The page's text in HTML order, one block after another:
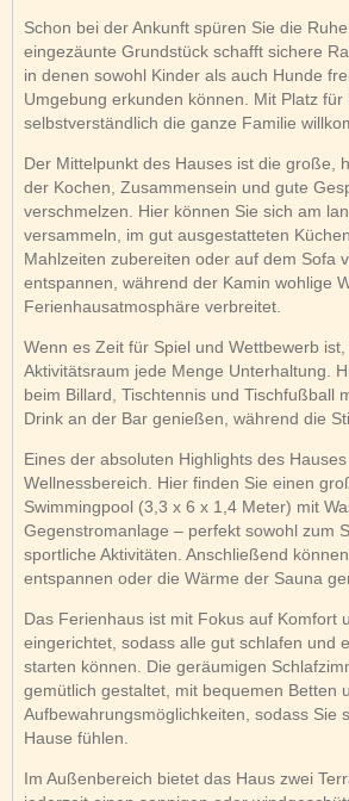
Schon bei der Ankunft spüren Sie die
eingezäunte Grundstück schafft sichere
in denen sowohl Kinder als auch Hunde
Umgebung erkunden können. Mit Platz
selbstverständlich die ganze Familie
Der Mittelpunkt des Hauses ist die große,
der Kochen, Zusammensein und gute
verschmelzen. Hier können Sie sich am
versammeln, im gut ausgestatteten
Mahlzeiten zubereiten oder auf dem Sofa
entspannen, während der Kamin wohlige
Ferienhausatmosphäre verbreitet.
Wenn es Zeit für Spiel und Wettbewerb
Aktivitätsraum jede Menge Unterhaltung.
beim Billard, Tischtennis und Tischfußball
Drink an der Bar genießen, während die
Eines der absoluten Highlights des
Wellnessbereich. Hier finden Sie einen
Swimmingpool (3,3 x 6 x 1,4 Meter) mit
Gegenstromanlage – perfekt sowohl zum
sportliche Aktivitäten. Anschließend
entspannen oder die Wärme der Sauna
Das Ferienhaus ist mit Fokus auf Komfort
eingerichtet, sodass alle gut schlafen und
starten können. Die geräumigen
gemütlich gestaltet, mit bequemen Betten
Aufbewahrungsmöglichkeiten, sodass Sie
Hause fühlen.
Im Außenbereich bietet das Haus zwei